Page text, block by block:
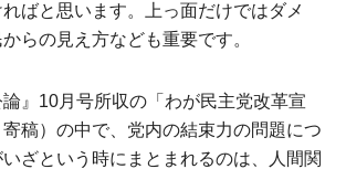
ばと思います。上っ面だけではダメ
らの見え方なども重要です。
論』10月号所収の「わが民主党改革宣
稿）の中で、党内の結束力の問題につ
ざという時にまとまれるのは、人間関